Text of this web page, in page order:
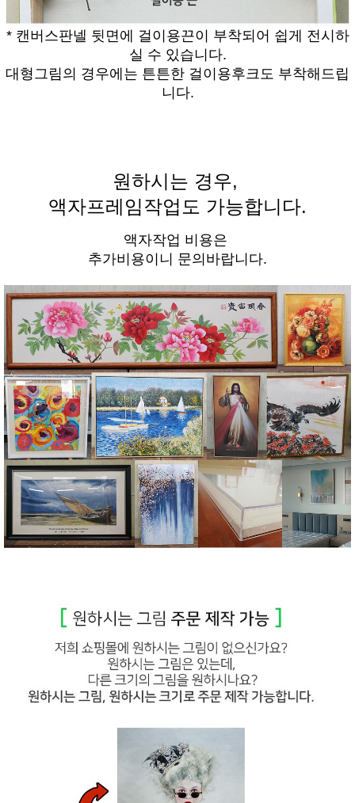
* 캔버스판넬 뒷면에 걸이용끈이 부착되어 쉽게 전시하
실 수 있습니다.
대형그림의 경우에는 튼튼한 걸이용후크도 부착해드립
니다.
원하시는 경우,
액자프레임작업도 가능합니다.
액자작업 비용은
추가비용이니 문의바랍니다.